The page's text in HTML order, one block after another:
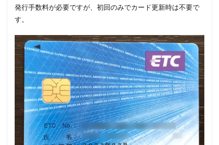
発行手数料が必要ですが、初回のみでカード更新時は不要で
す。